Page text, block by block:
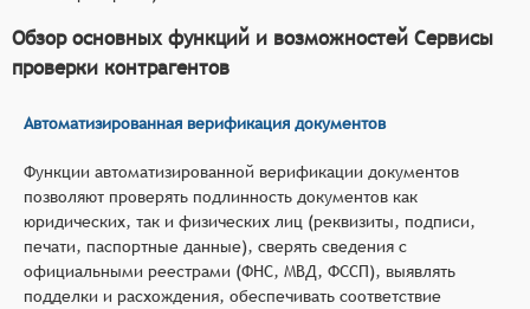
Обзор основных функций и возможностей Сервисы
проверки контрагентов
Автоматизированная верификация документов
Функции автоматизированной верификации документов
позволяют проверять подлинность документов как
юридических, так и физических лиц (реквизиты, подписи,
печати, паспортные данные), сверять сведения с
официальными реестрами (ФНС, МВД, ФССП), выявлять
подделки и расхождения, обеспечивать соответствие